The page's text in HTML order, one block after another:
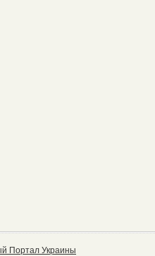
Портал Украины